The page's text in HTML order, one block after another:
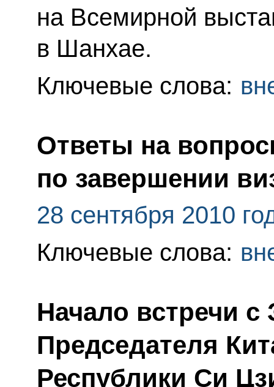
на Всемирной
в Шанхае.
Ключевые слова:
Ответы на
по завершении
28 сентября 2010
Ключевые слова:
Начало встречи с
Председателя
Республики Си